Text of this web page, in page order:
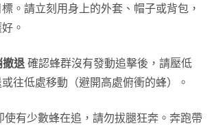
。請立刻用身上的外套、帽子或背包，
。
撤退 確認蜂群沒有發動追擊後，請壓低
往低處移動（避開高處俯衝的蜂）。
使有少數蜂在追，請勿拔腿狂奔。奔跑帶